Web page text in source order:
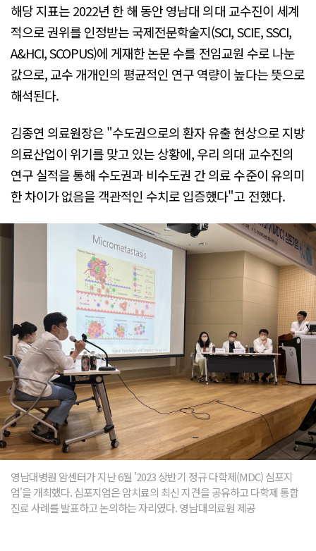
해당 지표는 2022년 한 해 동안 영남대 의대 교수진이 세계
적으로 권위를 인정받는 국제전문학술지(SCI, SCIE, SSCI,
A&HCI, SCOPUS)에 게재한 논문 수를 전임교원 수로 나눈
값으로, 교수 개개인의 평균적인 연구 역량이 높다는 뜻으로
해석된다.
김종연 의료원장은 "수도권으로의 환자 유출 현상으로 지방
의료산업이 위기를 맞고 있는 상황에, 우리 의대 교수진의
연구 실적을 통해 수도권과 비수도권 간 의료 수준이 유의미
한 차이가 없음을 객관적인 수치로 입증했다"고 전했다.
영남대병원 암센터가 지난 6월 '2023 상반기 정규 다학제(MDC) 심포지
엄'을 개최했다. 심포지엄은 암치료의 최신 지견을 공유하고 다학제 통합
진료 사례를 발표하고 논의하는 자리였다. 영남대의료원 제공